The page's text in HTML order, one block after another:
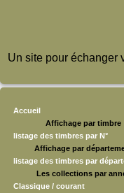
Un site pour échanger
Accueil
Affichage par timbre
listage des timbres par N°
Affichage par
listage des timbres par
Les collections par
Classique / courant